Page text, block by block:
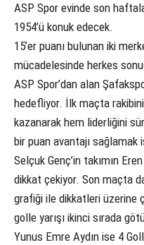
ASP Spor evinde son
1954’ü konuk edecek.
15’er puanı bulunan iki
mücadelesinde herkes
ASP Spor’dan alan
hedefliyor. İlk maçta
kazanarak hem liderliğini
bir puan avantajı sağlamak
Selçuk Genç’in takımın
dikkat çekiyor. Son maçta
grafiği ile dikkatleri üzerine
golle yarışı ikinci sırada
Yunus Emre Aydın ise 4